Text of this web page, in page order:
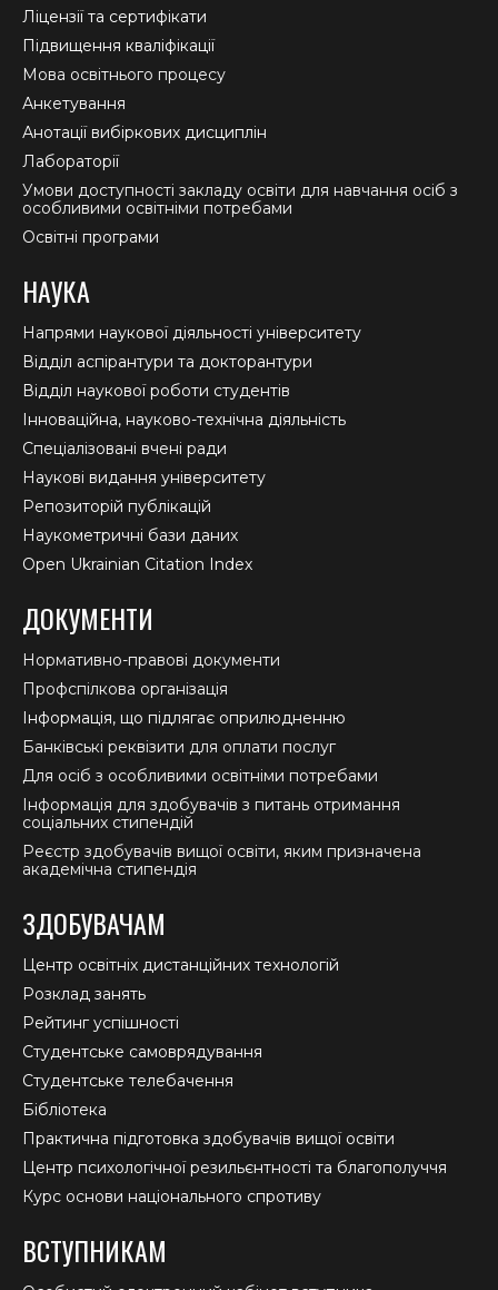
windowwindowwindow
Ліцензії та сертифікати
Підвищення кваліфікації
Мова освітнього процесу
Анкетування
Анотації вибіркових дисциплін
Лабораторії
Умови доступності закладу освіти для навчання осіб з
особливими освітніми потребами
Освітні програми
НАУКА
Напрями наукової діяльності університету
Відділ аспірантури та докторантури
Відділ наукової роботи студентів
Інноваційна, науково-технічна діяльність
Спеціалізовані вчені ради
Наукові видання університету
Репозиторій публікацій
Наукометричні бази даних
Open Ukrainian Citation Index
ДОКУМЕНТИ
Нормативно-правові документи
Профспілкова організація
Інформація, що підлягає оприлюдненню
Банківські реквізити для оплати послуг
Для осіб з особливими освітніми потребами
Інформація для здобувачів з питань отримання
соціальних стипендій
Реєстр здобувачів вищої освіти, яким призначена
академічна стипендія
ЗДОБУВАЧАМ
Центр освітніх дистанційних технологій
Розклад занять
Рейтинг успішності
Студентське самоврядування
Студентське телебачення
Бібліотека
Практична підготовка здобувачів вищої освіти
Центр психологічної резильєнтності та благополуччя
Курс основи національного спротиву
ВСТУПНИКАМ